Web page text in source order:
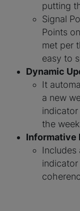
putting
Signal
Points
met per
easy to
Dynamic
It
a new
the
Informative
Includes